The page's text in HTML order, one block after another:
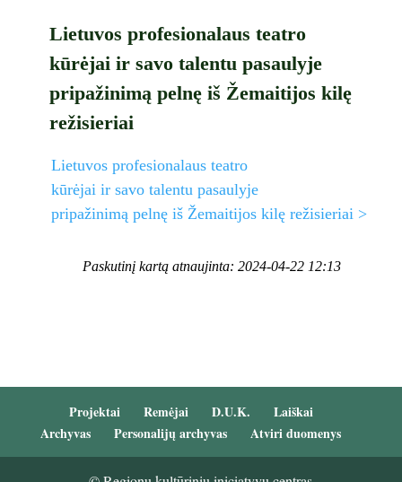
Lietuvos profesionalaus teatro
kūrėjai ir savo talentu pasaulyje
pripažinimą pelnę iš Žemaitijos kilę
režisieriai
Lietuvos profesionalaus teatro
kūrėjai ir savo talentu pasaulyje
pripažinimą pelnę iš Žemaitijos kilę režisieriai >
Paskutinį kartą atnaujinta: 2024-04-22 12:13
Projektai Remėjai D.U.K.
Laiškai
Archyvas
Personalijų archyvas Atviri duomenys